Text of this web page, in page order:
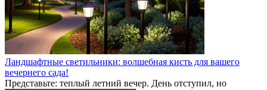
Ландшафтные светильники: волшебная кисть для вашего
вечернего сада!
Представьте: теплый летний вечер. День отступил, но